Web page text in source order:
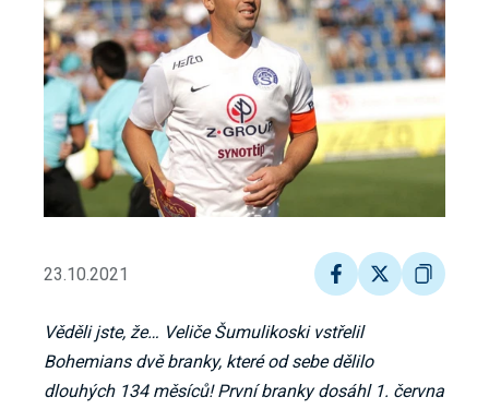
23.10.2021
Věděli jste, že… Veliče Šumulikoski vstřelil
Bohemians dvě branky, které od sebe dělilo
dlouhých 134 měsíců! První branky dosáhl 1. června